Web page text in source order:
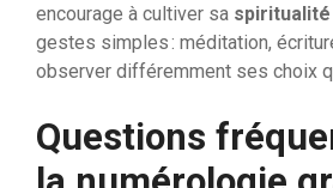
encourage à cultiver sa spiritualité
gestes simples : méditation,
observer différemment ses choix
Questions